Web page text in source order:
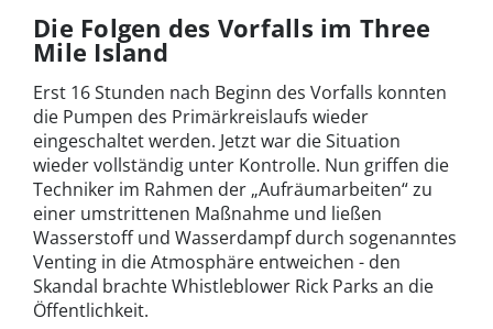
Die Folgen des Vorfalls im Three
Mile Island
Erst 16 Stunden nach Beginn des Vorfalls konnten
die Pumpen des Primärkreislaufs wieder
eingeschaltet werden. Jetzt war die Situation
wieder vollständig unter Kontrolle. Nun griffen die
Techniker im Rahmen der „Aufräumarbeiten“ zu
einer umstrittenen Maßnahme und ließen
Wasserstoff und Wasserdampf durch sogenanntes
Venting in die Atmosphäre entweichen - den
Skandal brachte Whistleblower Rick Parks an die
Öffentlichkeit.